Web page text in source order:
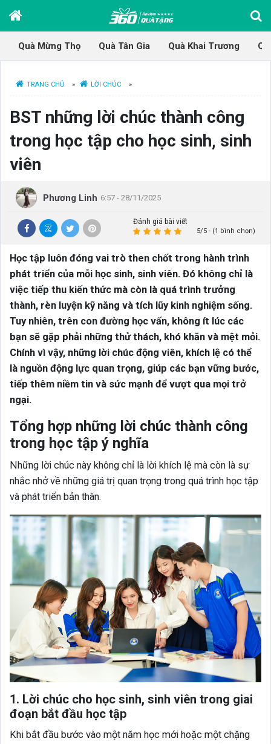
Quà Mừng Thọ Quà Tân Gia Quà Khai Trương
TRANG CHỦ » LỜI CHÚC »
BST những lời chúc thành công
trong học tập cho học sinh, sinh
viên
Phương Linh 6:57 - 28/11/2025
Đánh giá bài viết
5/5 - (1 bình chọn)
Học tập luôn đóng vai trò then chốt trong hành trình
phát triển của mỗi học sinh, sinh viên. Đó không chỉ là
việc tiếp thu kiến thức mà còn là quá trình trưởng
thành, rèn luyện kỹ năng và tích lũy kinh nghiệm sống.
Tuy nhiên, trên con đường học vấn, không ít lúc các
bạn sẽ gặp phải những thử thách, khó khăn và mệt mỏi.
Chính vì vậy, những lời chúc động viên, khích lệ có thể
là nguồn động lực quan trọng, giúp các bạn vững bước,
tiếp thêm niềm tin và sức mạnh để vượt qua mọi trở
ngại.
Tổng hợp những lời chúc thành công
trong học tập ý nghĩa
Những lời chúc này không chỉ là lời khích lệ mà còn là sự
nhắc nhở về những giá trị quan trọng trong quá trình học tập
và phát triển bản thân.
1. Lời chúc cho học sinh, sinh viên trong giai
đoạn bắt đầu học tập
Khi bắt đầu bước vào một năm học mới hoặc một chặng